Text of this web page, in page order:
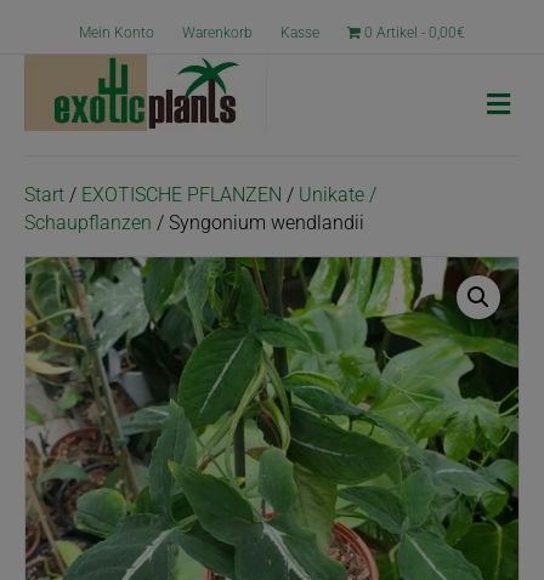
Mein Konto Warenkorb Kasse 0 Artikel 0,00€
N
a
i
o
Start / EXOTISCHE PFLANZEN / Unikate /
Schaupflanzen / Syngonium wendlandii